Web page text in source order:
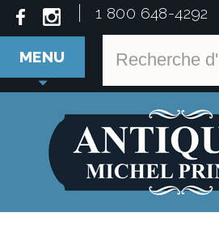
1 800 648-4292
MENU